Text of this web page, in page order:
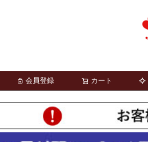
会員登録 カート